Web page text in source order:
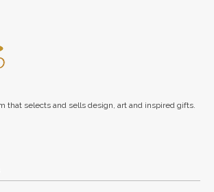
that selects and sells design, art and inspired gifts.